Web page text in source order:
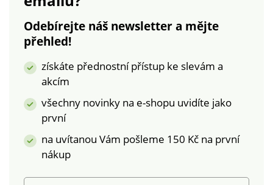
Odebírejte náš newsletter a mějte
přehled!
získáte přednostní přístup ke slevám a
akcím
všechny novinky na e-shopu uvidíte jako
první
na uvítanou Vám pošleme 150 Kč na první
nákup